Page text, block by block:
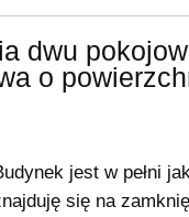
dwu
o
jest w pełni
się na